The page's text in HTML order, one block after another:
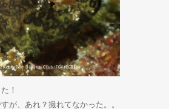
！
が、あれ？撮れてなかった。。